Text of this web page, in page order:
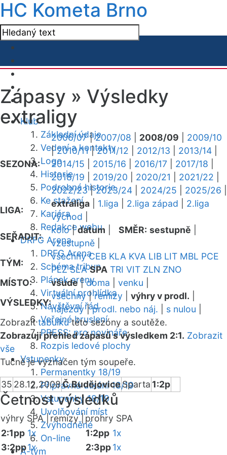
HC Kometa Brno
Klub
Základní údaje
Vedení a kontakty
Logo
Historie
Podrobná historie
Ke stažení
Kariéra
Redakce webu
DRFG Arena
DRFG Arena
Schéma tribun
Plánek areny
Virtuální prohlídka
Návštěvní řád
Veřejné bruslení
PRESS: pro novináře
Rozpis ledové plochy
Vstupenky
Permanentky 18/19
Přípravná utkání 18/19
Vstupenky 18/19
Uvolňování míst
Zvýhodněné
On-line
A-tým
Zápasy » Výsledky
extraligy
SEZONA:
2006/07|2007/08 2008/09
2009/10
|2010/11|2011/12 2012/13 2013/14
2014/15
2015/16 2016/17 2017/18
2018/19
2019/20 2020/21 2021/22
2022/23|2023/24 2024/25 2025/26
LIGA:
extraliga 1.liga 2.liga západ
2.liga
východ
SEŘADIT:
kolo|datum SMĚR: sestupně
vzestupně
TÝM:
všechny CEB KLA KVA LIB LIT MBL PCE
PLZ SLA SPA TRI VIT ZLN ZNO
MÍSTO:
všude|doma venku
VÝSLEDKY:
všechny|remízy výhry v prodl.
nájezdy|prodl. nebo náj. s nulou
Zobrazittabulkutéto sezóny a soutěže.
Zobrazuji přehled zápasů s výsledkem 2:1. Zobrazit
vše
Tučně je vyznačen tým soupeře.
35 28.12.2008Č.BudějoviceSparta 1:2p
Četnost výsledků
výhry SPA | remízy | prohry SPA
2:1pp 1x
3:2pp1x
1:2pp 1x
2:3pp1x